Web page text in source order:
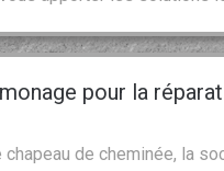
pour la
de cheminée, la